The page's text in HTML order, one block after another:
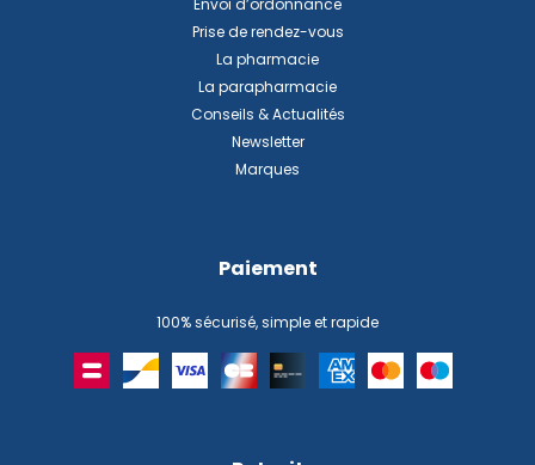
Envoi d’ordonnance
Prise de rendez-vous
La pharmacie
La parapharmacie
Conseils & Actualités
Newsletter
Marques
Paiement
100% sécurisé, simple et rapide